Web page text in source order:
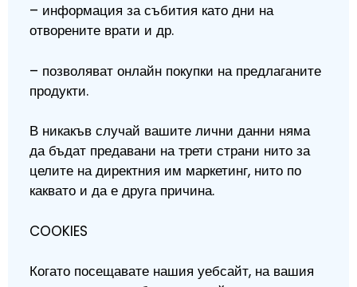
– информация за събития като дни на
отворените врати и др.
– позволяват онлайн покупки на предлаганите
продукти.
В никакъв случай вашите лични данни няма
да бъдат предавани на трети страни нито за
целите на директния им маркетинг, нито по
каквато и да е друга причина.
COOKIES
Когато посещавате нашия уебсайт, на вашия